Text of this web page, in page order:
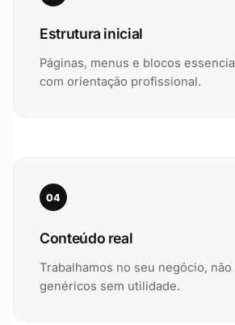
Estrutura inicial
Páginas, menus e blocos
com orientação profissional.
04
Conteúdo real
Trabalhamos no seu negócio,
genéricos sem utilidade.